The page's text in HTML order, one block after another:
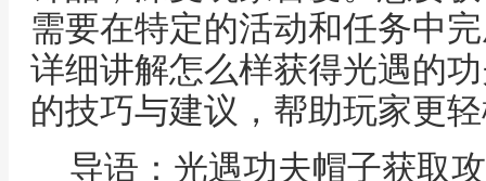
需要在特定的活动和任务中
详细讲解怎么样获得光遇的
的技巧与建议，帮助玩家更
导语：光遇功夫帽子获取